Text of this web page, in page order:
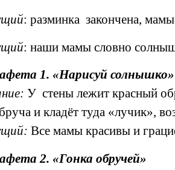
: разминка закончена,
: наши мамы словно
1. «Нарисуй солнышко»
У стены лежит красный
и кладёт туда «лучик»,
Все мамы красивы и
2. «Гонка обручей»